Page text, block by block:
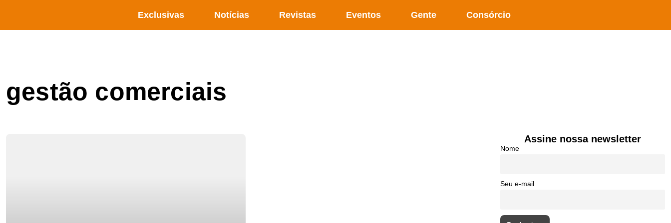
Exclusivas Notícias Revistas Eventos Gente Consórcio
gestão comerciais
Assine nossa newsletter
Nome
Seu e-mail